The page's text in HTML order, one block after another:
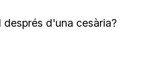
d'una cesària?